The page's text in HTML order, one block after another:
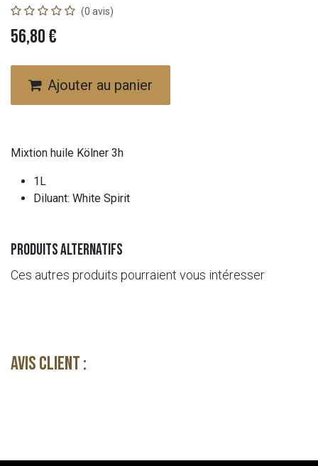
(0 avis)
56,80€
Ajouter au panier
Mixtion huile Kölner 3h
1L
Diluant: White Spirit
Produits alternatifs
Ces autres produits pourraient vous intéresser
Avis client :